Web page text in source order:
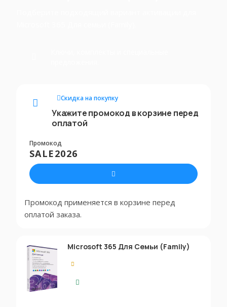
Скидка на покупку
Укажите промокод в корзине перед
оплатой
Промокод
SALE2026
Промокод применяется в корзине перед
оплатой заказа.
Microsoft 365 Для Семьи (Family)